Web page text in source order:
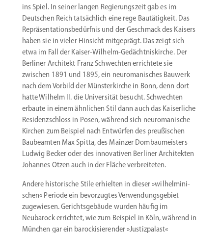
ins Spiel. In seiner langen Regie­rungszeit gab es im
Deutschen Reich tatsächlich eine rege Bautä­tigkeit. Das
Reprä­sen­ta­ti­ons­be­dürfnis und der Geschmack des Kaisers
haben sie in vieler Hinsicht mitge­prägt. Das zeigt sich
etwa im Fall der Kaiser-Wilhelm-Gedächtniskirche. Der
Berliner Architekt Franz Schwechten errichtete sie
zwischen 1891 und 1895, ein neuro­ma­ni­sches Bauwerk
nach dem Vorbild der Münster­kirche in Bonn, denn dort
hatte Wilhelm II. die Univer­sität besucht. Schwechten
erbaute in einem ähnlichen Stil dann auch das Kaiser­liche
Residenz­schloss in Posen, während sich neuro­ma­nische
Kirchen zum Beispiel nach Entwürfen des preußi­schen
Baube­amten Max Spitta, des Mainzer Dombau­meisters
Ludwig Becker oder des innova­tiven Berliner Archi­tekten
Johannes Otzen auch in der Fläche verbreiteten.
Andere histo­rische Stile erhielten in dieser »wilhel­mi­ni­
schen« Periode ein bevor­zugtes Verwen­dungs­gebiet
zugewiesen. Gerichts­ge­bäude wurden häufig im
Neubarock errichtet, wie zum Beispiel in Köln, während in
München gar ein barocki­sie­render »Justiz­palast«